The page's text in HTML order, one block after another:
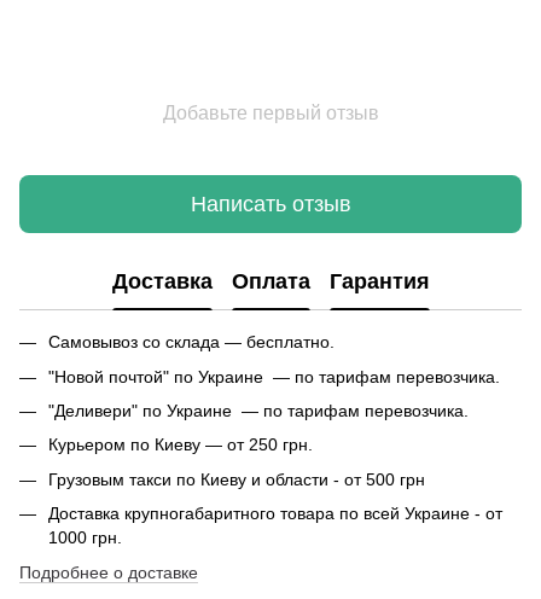
Добавьте первый отзыв
Написать отзыв
Доставка Оплата Гарантия
Самовывоз со склада — бесплатно.
"Новой почтой" по Украине — по тарифам перевозчика.
"Деливери" по Украине — по тарифам перевозчика.
Курьером по Киеву — от 250 грн.
Грузовым такси по Киеву и области - от 500 грн
Доставка крупногабаритного товара по всей Украине - от
1000 грн.
Подробнее о доставке